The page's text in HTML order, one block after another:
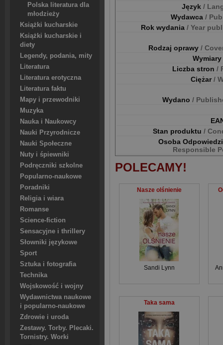
Polska literatura dla
młodzieży
Książki kucharskie
Książki kucharskie i
diety
Legendy, podania, mity
Literatura
Literatura erotyczna
Literatura faktu
Mapy i przewodniki
Muzyka
Nauka i Naukowcy
Nauki Przyrodnicze
Nauki Społeczne
Nuty i śpiewniki
Podręczniki szkolne
Popularno-naukowe
Poradniki
Religia i wiara
Romanse
Science-fiction
Sensacyjne i thrillery
Słowniki językowe
Sport
Sztuka i fotografia
Technika
Wojskowość i wojny
Wydawnictwa naukowe
i popularno-naukowe
Zdrowie i uroda
Zestawy. Torby. Plecaki.
Tornistry. Worki
Język /
Wydawca /
Rok wydania / Year
Rodzaj oprawy /
Wymiary
Liczba stron /
Ciężar/
Wydano /
Stan produktu /
Osoba
Responsible
POLECAMY!
Nasze olśnienie
Sandi Lynn
Taka sama